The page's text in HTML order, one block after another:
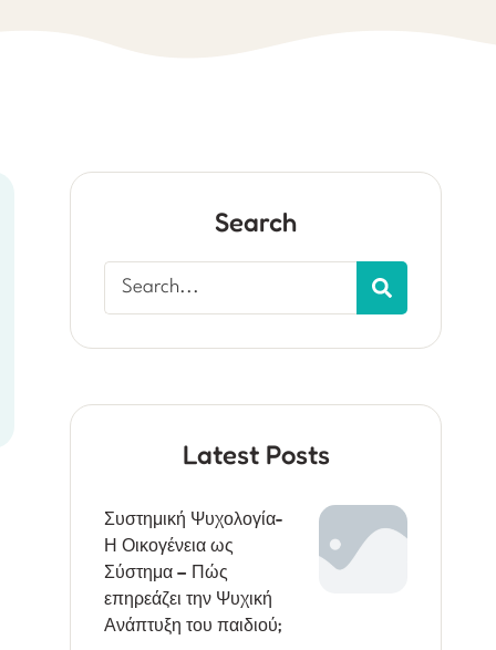
Search
Latest Posts
Συστημική Ψυχολογία-
Η Οικογένεια ως
Σύστημα – Πώς
επηρεάζει την Ψυχική
Ανάπτυξη του παιδιού;